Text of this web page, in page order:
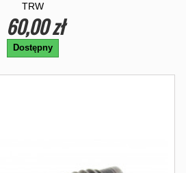
TRW
60,00 zł
Dostępny